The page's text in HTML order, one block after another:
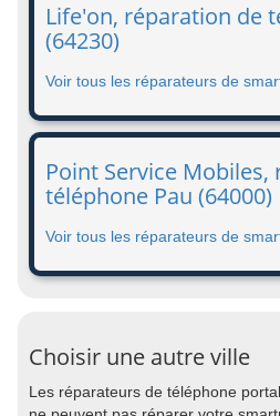
Life'on, réparation de
(64230)
Voir tous les réparateurs de
Point Service
téléphone Pau (64000)
Voir tous les réparateurs de
Choisir une autre ville
Les réparateurs de téléphone